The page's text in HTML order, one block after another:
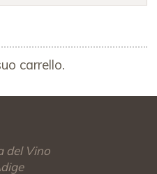
carrello.
del Vino